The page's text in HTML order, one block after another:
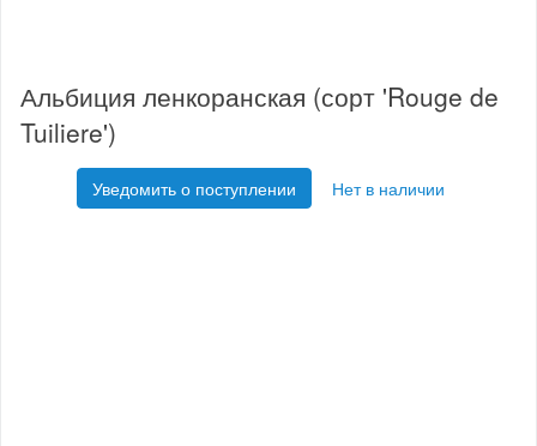
Альбиция ленкоранская (сорт 'Rouge de
Tuiliere')
Уведомить о поступлении Нет в наличии